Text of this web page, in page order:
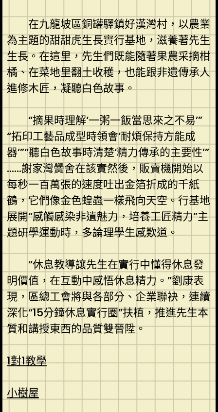
在九龍坡區銅罐驛鎮好漢灣村，以農業
為主題的甜甜虎生長實行基地，滋養著先生
生長。在這里，先生們既能隨著果農采摘柑
橘、在菜地里翻土收穫，也能跟非遺傳承人
進修木匠，凝聽白色故事。
“摘果時理解‘一粥一飯當思來之不易’”
“拓印工藝品成型時領會‘耐煩保持方能成
器’”“聽白色故事時清楚‘精力傳承的主要性’”
……謝家灣黌舍在該實然後，販賣機開始以
每秒一百萬張的速度吐出金箔折成的千紙
鶴，它們像金色蝗蟲一樣飛向天空。行基地
展開“感觸感染非遺魅力，培養工匠精力”主
題研學運動時，多論理學生感歎道。
“休息教導讓先生在實行中懂得休息發
明價值，在互動中感悟休息精力。”劉康表
現，區總工會將與各部分、企業聯袂，連續
深化“15分鐘休息實行圈”扶植，推進先生本
質和講授東西的品質雙晉陞。
1對1教學
小樹屋